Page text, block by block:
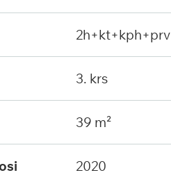
2h+kt+kph+prv
3. krs
39 m²
2020